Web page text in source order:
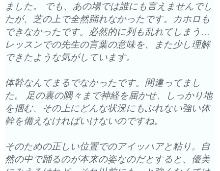
ました。 でも、あの場では誰にも言えませんでし
たが、芝の上で全然踊れなかったです。カホロも
できなかったです。 必然的に列も乱れてしまう…
レッスンでの先生の言葉の意味を、
また少し理解
できたような気がしています。
体幹なんてまるでなかったです。間違ってまし
た。 足の裏の隅々まで神経を届かせ、しっかり地
を掴む、
その上にどんな状況にもぶれない強い体
幹を備えなければいけないのですね。
そのための正しい位置でのアイッハアと粘り。
自
然の中で踊るのが本来の姿なのだとすると、 優美